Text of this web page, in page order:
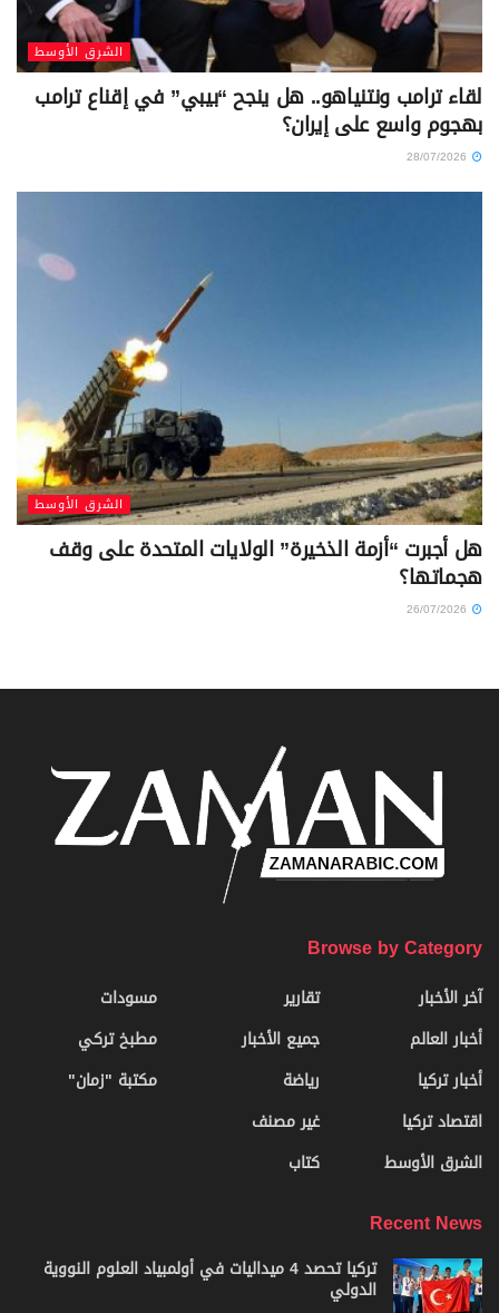
الشرق الأوسط
لقاء ترامب ونتنياهو.. هل ينجح “بيبي” في إقناع ترامب
بهجوم واسع على إيران؟
الشرق الأوسط
هل أجبرت “أزمة الذخيرة” الولايات المتحدة على وقف
هجماتها؟
Browse by Category
آخر الأخبار
أخبار العالم
أخبار تركيا
اقتصاد تركيا
الشرق الأوسط
تقارير
جميع الأخبار
رياضة
غير مصنف
كتاب
مسودات
مطبخ تركي
مكتبة "زمان"
Recent News
تركيا تحصد 4 ميداليات في أولمبياد العلوم النووية
الدولي